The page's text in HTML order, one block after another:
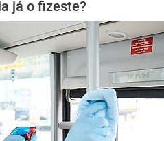
já o fizeste?